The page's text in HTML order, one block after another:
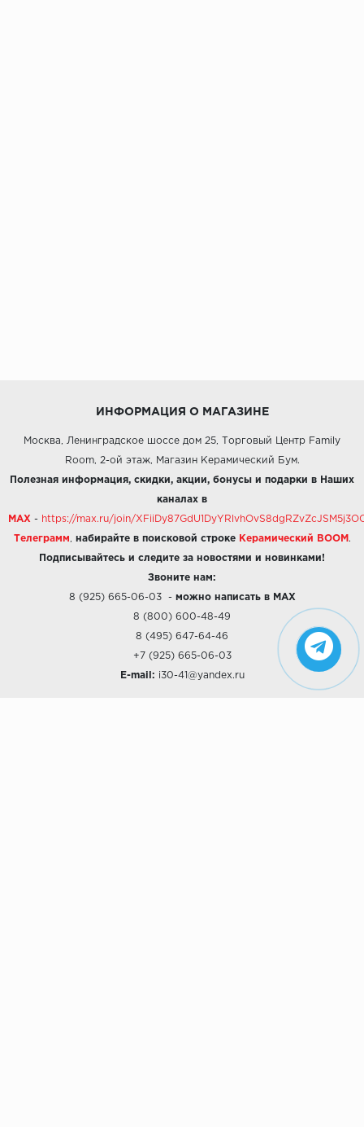
ИНФОРМАЦИЯ О МАГАЗИНЕ
Москва, Ленинградское шоссе дом 25, Торговый Центр Family
Room, 2-ой этаж, Магазин Керамический Бум.
Полезная информация, скидки, акции, бонусы и подарки в Наших
каналах в
MAX - https://max.ru/join/
Телеграмм набирайте в поисковой строке Керамический BOOM .
Подписывайтесь и следите за новостями и новинками!
Звоните нам:
8 (925) 665-06-03- можно написать в MAX
8 (800) 600-48-49
8 (495) 647-64-46
+7 (925) 665-06-03
E-mail: i30-41@yandex.ru